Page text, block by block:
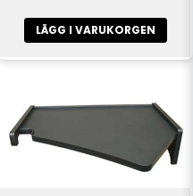
LÄGG I VARUKORGEN